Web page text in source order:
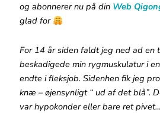
og abonnerer nu på din Web
glad for
For 14 år siden faldt jeg ned ad en
beskadigede min rygmuskulatur i
endte i fleksjob. Sidenhen fik jeg
knæ – øjensynligt “ ud af det blå”.
var hypokonder eller bare ret pivet…